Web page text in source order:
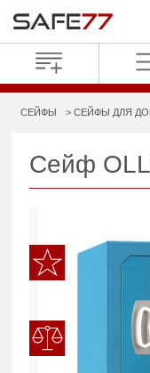
СЕЙФЫ СЕЙФЫ ДЛЯ
Сейф